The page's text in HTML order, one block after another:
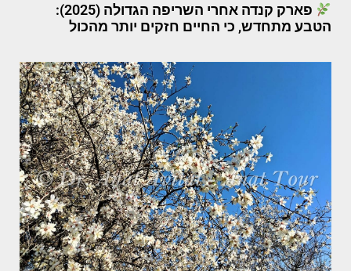
פארק קנדה אחרי השריפה הגדולה (2025):
הטבע מתחדש, כי החיים חזקים יותר מהכול